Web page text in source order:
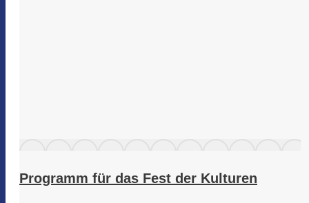
Programm für das Fest der Kulturen